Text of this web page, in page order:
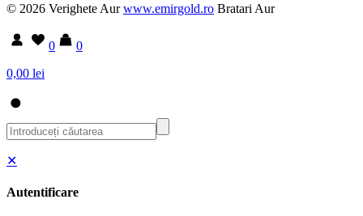
© 2026 Verighete Aurwww.emirgold.ro Bratari Aur
0
0
0,00 lei
✕
Autentificare